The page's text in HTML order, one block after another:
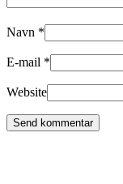
Navn *
E-mail *
Website